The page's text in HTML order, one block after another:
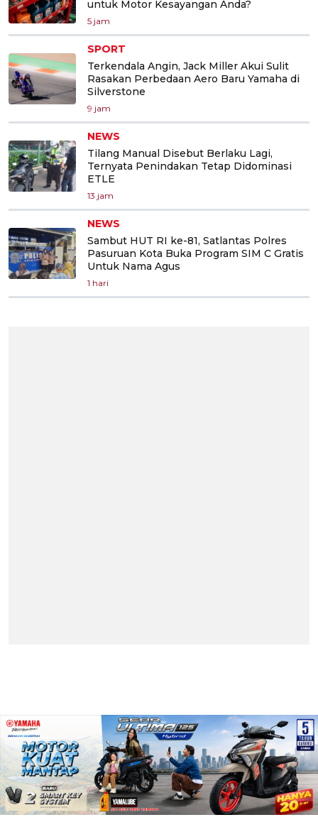
untuk Motor Kesayangan Anda?
5 jam
SPORT
Terkendala Angin, Jack Miller Akui Sulit
Rasakan Perbedaan Aero Baru Yamaha di
Silverstone
9 jam
NEWS
Tilang Manual Disebut Berlaku Lagi,
Ternyata Penindakan Tetap Didominasi
ETLE
13 jam
NEWS
Sambut HUT RI ke-81, Satlantas Polres
Pasuruan Kota Buka Program SIM C Gratis
Untuk Nama Agus
1 hari